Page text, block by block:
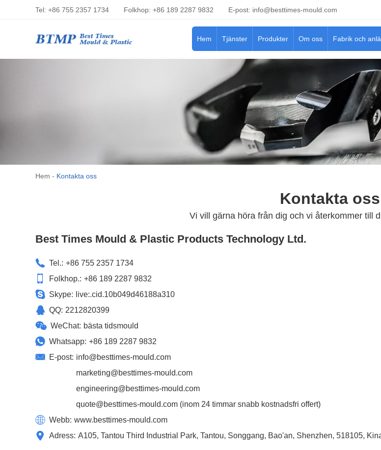
Tel: +86 755 2357 1734 Folkhop: +86 189 2287 9832 E-post: info@besttimes-mould.com
Hem Tjänster Produkter Om oss Fabrik och
Hem - Kontakta oss
Kontakta oss
Vi vill gärna höra från dig och vi återkommer till
Best Times Mould & Plastic Products Technology Ltd.
Tel.: +86 755 2357 1734
Folkhop.: +86 189 2287 9832
Skype:
live:.cid.10b049d46188a310
QQ: 2212820399
WeChat: bästa tidsmould
Whatsapp: +86 189 2287 9832
E-post: info@besttimes-mould.com
marketing@besttimes-mould.com
engineering@besttimes-mould.com
quote@besttimes-mould.com (inom 24 timmar snabb kostnadsfri offert)
Webb: www.besttimes-mould.com
Adress: A105, Tantou Third Industrial Park, Tantou, Songgang, Bao'an, Shenzhen, 518105,